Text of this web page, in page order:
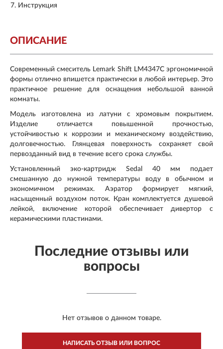
Инструкция
ОПИСАНИЕ
Современный смеситель Lemark Shift LM4347Cэргономичной
формы отлично впишется практически в любой интерьер. Это
практичное решение для оснащения небольшой ванной
комнаты.
Модель изготовлена из латуни с хромовым покрытием.
Изделие отличается повышенной прочностью,
устойчивостью к коррозии и механическому воздействию,
долговечностью. Глянцевая поверхность сохраняет свой
первозданный вид в течение всего срока службы.
Установленный эко-картридж Sedal
40 мм подает
смешанную до нужной температуры воду в обычном и
экономичном режимах. Аэратор формирует мягкий,
насыщенный воздухом поток. Кран комплектуется душевой
лейкой, включение которой обеспечивает дивертор с
керамическими пластинами.
Последние отзывы или
вопросы
Нет отзывов о данном товаре.
НАПИСАТЬ ОТЗЫВ ИЛИ ВОПРОС